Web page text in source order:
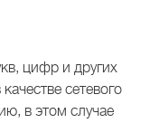
цифр и других
сетевого
в этом случае